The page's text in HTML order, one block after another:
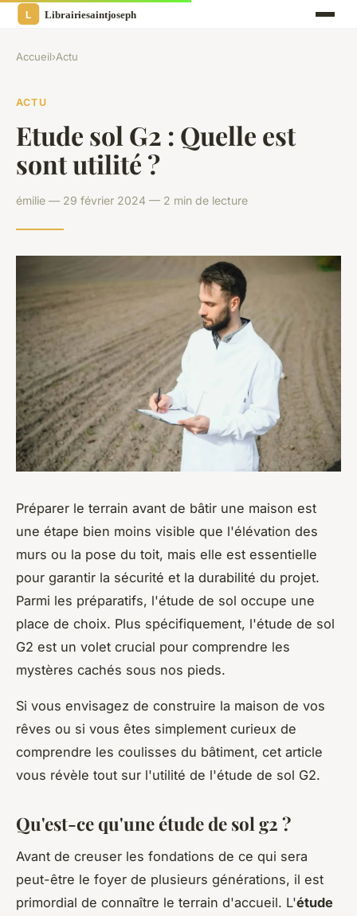
Accueil›Actu
ACTU
Etude sol G2 : Quelle est
sont utilité ?
émilie — 29 février 2024 — 2 min de lecture
Préparer le terrain avant de bâtir une maison est
une étape bien moins visible que l'élévation des
murs ou la pose du toit, mais elle est essentielle
pour garantir la sécurité et la durabilité du projet.
Parmi les préparatifs, l'étude de sol occupe une
place de choix. Plus spécifiquement, l'étude de sol
G2 est un volet crucial pour comprendre les
mystères cachés sous nos pieds.
Si vous envisagez de construire la maison de vos
rêves ou si vous êtes simplement curieux de
comprendre les coulisses du bâtiment, cet article
vous révèle tout sur l'utilité de l'étude de sol G2.
Qu'est-ce qu'une étude de sol g2 ?
Avant de creuser les fondations de ce qui sera
peut-être le foyer de plusieurs générations, il est
primordial de connaître le terrain d'accueil. L'étude